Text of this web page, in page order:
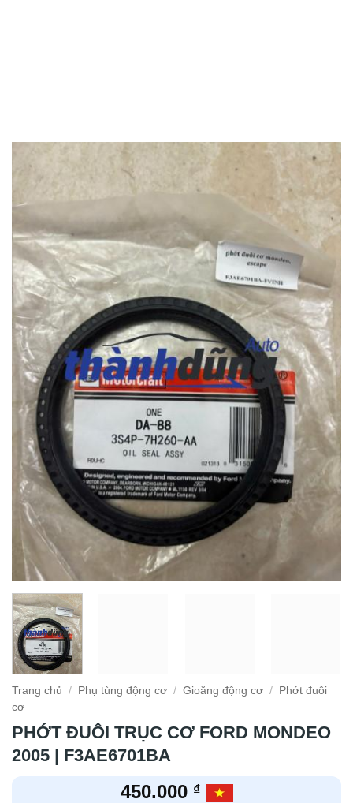
Trang chủ / Phụ tùng động cơ / Gioăng động cơ /
Phớt đuôi
cơ
PHỚT ĐUÔI TRỤC CƠ FORD MONDEO
2005 | F3AE6701BA
450.000 ₫